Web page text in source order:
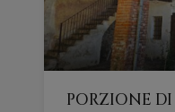
PORZIONE DI